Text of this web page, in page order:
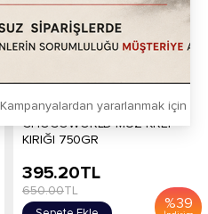
CHOCOWORLD MUZ KREP
KIRIĞI 750GR
%39
395.20TL
650.00TL
Kampanyalardan yararlanmak için